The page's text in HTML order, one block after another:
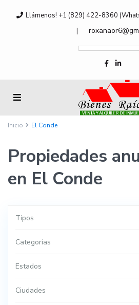
Llámenos! +1 (829) 422-8360
|
Inicio El Conde
Propiedades
en El Conde
Tipos
Categorías
Estados
Ciudades